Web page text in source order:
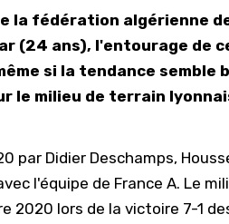
la fédération algérienne
(24 ans), l'entourage de
si la tendance semble
le milieu de terrain
par Didier Deschamps,
l'équipe de France A. Le
2020 lors de la victoire 7-1